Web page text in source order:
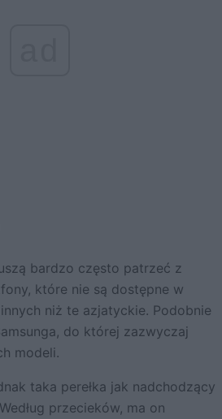
bardzo często patrzeć z
które nie są dostępne w
niż te azjatyckie. Podobnie
do której zazwyczaj
modeli.
taka perełka jak nadchodzący
przecieków, ma on